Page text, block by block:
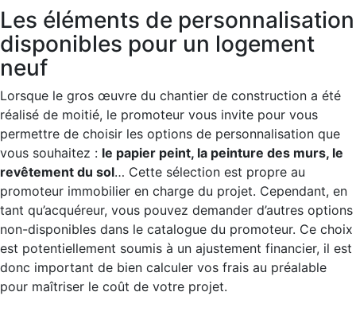
Les éléments de personnalisation
disponibles pour un logement
neuf
Lorsque le gros œuvre du chantier de construction a été
réalisé de moitié, le promoteur vous invite pour vous
permettre de choisir les options de personnalisation que
vous souhaitez : le papier peint, la peinture des murs, le
revêtement du sol… Cette sélection est propre au
promoteur immobilier en charge du projet. Cependant, en
tant qu’acquéreur, vous pouvez demander d’autres options
non-disponibles dans le catalogue du promoteur. Ce choix
est potentiellement soumis à un ajustement financier, il est
donc important de bien calculer vos frais au préalable
pour maîtriser le coût de votre projet.